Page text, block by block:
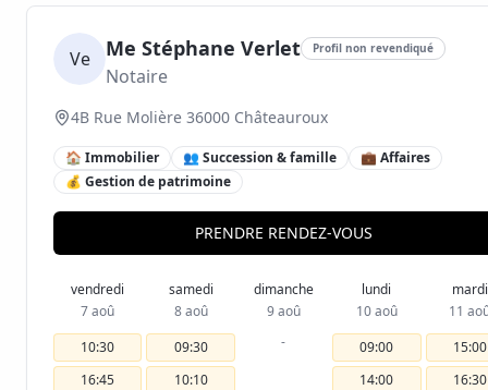
Ve Me Stéphane Verlet Profil non revendiqué
Notaire
4B Rue Molière 36000 Châteauroux
🏠 Immobilier 👥 Succession & famille
💼 Affaires
💰 Gestion de patrimoine
PRENDRE RENDEZ-VOUS
vendredi
7 aoû
10:30
16:45
samedi
8 aoû
09:30
10:10
dimanche
9 aoû
-
lundi
10 aoû
09:00
14:00
mardi
11
15:00
16:30